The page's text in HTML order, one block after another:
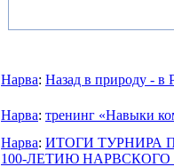
Нарва: Назад в природу - в
Нарва: тренинг «Навыки
Нарва: ИТОГИ ТУРНИРА
100-ЛЕТИЮ